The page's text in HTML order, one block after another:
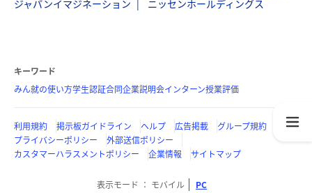
ジャパンイマジネーション
ニッセンホールディングス
キーワード
みん就の使い方学生認証合同企業説明会インターン授業評価
利用規約 掲示板ガイドライン ヘルプ 広告掲載
グループ規約
プライバシーポリシー
外部送信ポリシー
カスタマーハラスメントポリシー
企業情報 サイトマップ
表示モード モバイル PC